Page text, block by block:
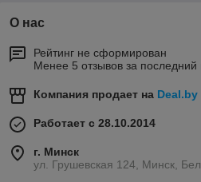
О нас
Рейтинг не сформирован
Менее 5 отзывов за последний
Компания продает на Deal.by
Работает с 28.10.2014
г. Минск
ул. Грушевская 124, Минск,